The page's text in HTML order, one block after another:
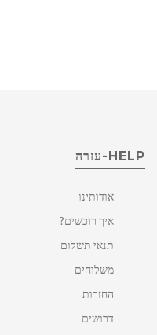
HELP-עזרה
אודותינו
איך רוכשים?
תנאי תשלום
משלוחים
החזרות
דרושים